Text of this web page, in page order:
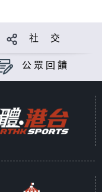
社 交
公眾回饋